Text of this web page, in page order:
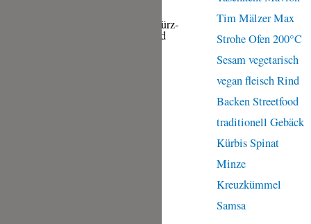
Apfel-Gewürz-
Kuchen und